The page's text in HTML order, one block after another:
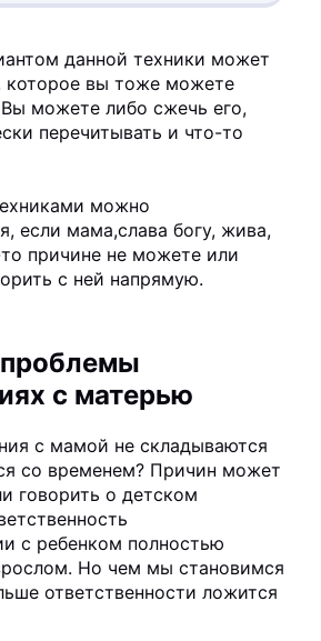
данной техники может
которое вы тоже можете
можете либо сжечь его,
перечитывать и что-то
можно
если мама,слава богу, жива,
причине не можете или
с ней напрямую.
с матерью
с мамой не складываются
со временем? Причин может
говорить о детском
с ребенком полностью
Но чем мы становимся
ответственности ложится